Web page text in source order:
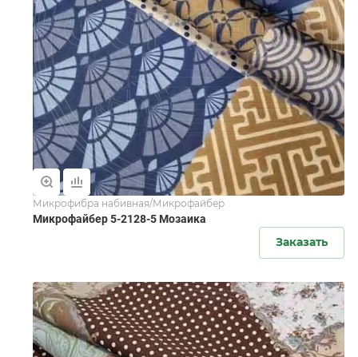
Микрофибра набивная/Микрофайбер
Микрофайбер 5-2128-5 Мозаика
Заказать